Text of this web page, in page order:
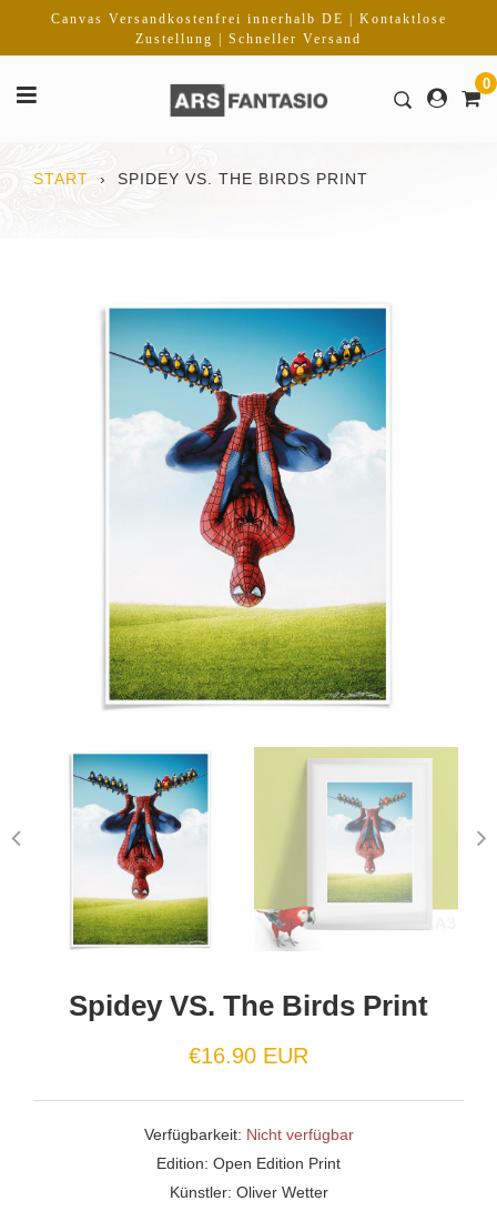
Inhalt
Canvas Versandkostenfrei innerhalb DE | Kontaktlose
Zustellung | Schneller Versand
0
START › SPIDEY VS. THE BIRDS PRINT
Spidey VS. The Birds Print
€16.90 EUR
Verfügbarkeit: Nicht verfügbar
Edition: Open Edition Print
Künstler: Oliver Wetter